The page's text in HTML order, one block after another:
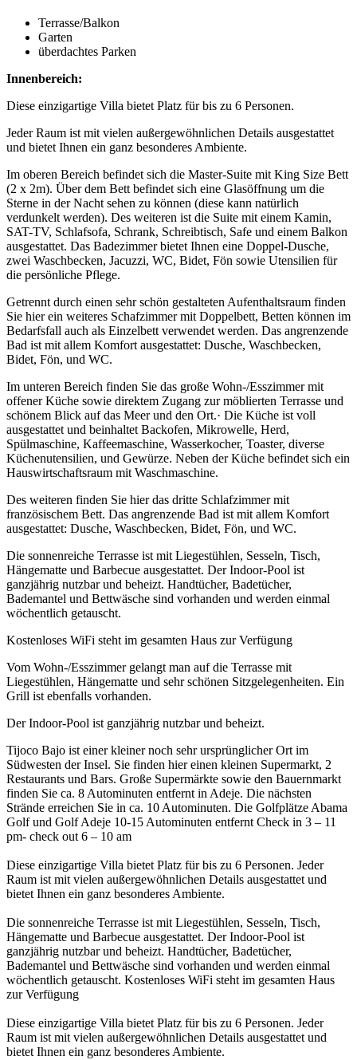
Terrasse/Balkon
Garten
überdachtes Parken
Innenbereich:
Diese einzigartige Villa bietet Platz für bis zu 6 Personen.
Jeder Raum ist mit vielen außergewöhnlichen Details ausgestattet
und bietet Ihnen ein ganz besonderes Ambiente.
Im oberen Bereich befindet sich die Master-Suite mit King Size Bett
(2 x 2m). Über dem Bett befindet sich eine Glasöffnung um die
Sterne in der Nacht sehen zu können (diese kann natürlich
verdunkelt werden). Des weiteren ist die Suite mit einem Kamin,
SAT-TV, Schlafsofa, Schrank, Schreibtisch, Safe und einem Balkon
ausgestattet. Das Badezimmer bietet Ihnen eine Doppel-Dusche,
zwei Waschbecken, Jacuzzi, WC, Bidet, Fön sowie Utensilien für
die persönliche Pflege.
Getrennt durch einen sehr schön gestalteten Aufenthaltsraum finden
Sie hier ein weiteres Schafzimmer mit Doppelbett, Betten können im
Bedarfsfall auch als Einzelbett verwendet werden. Das angrenzende
Bad ist mit allem Komfort ausgestattet: Dusche, Waschbecken,
Bidet, Fön, und WC.
Im unteren Bereich finden Sie das große Wohn-/Esszimmer mit
offener Küche sowie direktem Zugang zur möblierten Terrasse und
schönem Blick auf das Meer und den Ort.· Die Küche ist voll
ausgestattet und beinhaltet Backofen, Mikrowelle, Herd,
Spülmaschine, Kaffeemaschine, Wasserkocher, Toaster, diverse
Küchenutensilien, und Gewürze. Neben der Küche befindet sich ein
Hauswirtschaftsraum mit Waschmaschine.
Des weiteren finden Sie hier das dritte Schlafzimmer mit
französischem Bett. Das angrenzende Bad ist mit allem Komfort
ausgestattet: Dusche, Waschbecken, Bidet, Fön, und WC.
Die sonnenreiche Terrasse ist mit Liegestühlen, Sesseln, Tisch,
Hängematte und Barbecue ausgestattet. Der Indoor-Pool ist
ganzjährig nutzbar und beheizt. Handtücher, Badetücher,
Bademantel und Bettwäsche sind vorhanden und werden einmal
wöchentlich getauscht.
Kostenloses WiFi steht im gesamten Haus zur Verfügung
Vom Wohn-/Esszimmer gelangt man auf die Terrasse mit
Liegestühlen, Hängematte und sehr schönen Sitzgelegenheiten. Ein
Grill ist ebenfalls vorhanden.
Der Indoor-Pool ist ganzjährig nutzbar und beheizt.
Tijoco Bajo ist einer kleiner noch sehr ursprünglicher Ort im
Südwesten der Insel. Sie finden hier einen kleinen Supermarkt, 2
Restaurants und Bars. Große Supermärkte sowie den Bauernmarkt
finden Sie ca. 8 Autominuten entfernt in Adeje. Die nächsten
Strände erreichen Sie in ca. 10 Autominuten. Die Golfplätze Abama
Golf und Golf Adeje 10-15 Autominuten entfernt Check in 3 – 11
pm- check out 6 – 10 am
Diese einzigartige Villa bietet Platz für bis zu 6 Personen. Jeder
Raum ist mit vielen außergewöhnlichen Details ausgestattet und
bietet Ihnen ein ganz besonderes Ambiente.
Die sonnenreiche Terrasse ist mit Liegestühlen, Sesseln, Tisch,
Hängematte und Barbecue ausgestattet. Der Indoor-Pool ist
ganzjährig nutzbar und beheizt. Handtücher, Badetücher,
Bademantel und Bettwäsche sind vorhanden und werden einmal
wöchentlich getauscht. Kostenloses WiFi steht im gesamten Haus
zur Verfügung
Diese einzigartige Villa bietet Platz für bis zu 6 Personen. Jeder
Raum ist mit vielen außergewöhnlichen Details ausgestattet und
bietet Ihnen ein ganz besonderes Ambiente.